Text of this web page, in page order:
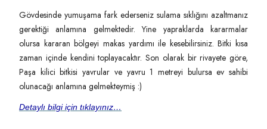
Gövdesinde yumuşama fark ederseniz sulama sıklığını azaltmanız
gerektiği anlamına gelmektedir. Yine yapraklarda kararmalar
olursa kararan bölgeyi makas yardımı ile kesebilirsiniz. Bitki kısa
zaman içinde kendini toplayacaktır. Son olarak bir rivayete göre,
Paşa kilici bitkisi yavrular ve yavru 1 metreyi bulursa ev sahibi
olunacağı anlamına gelmekteymiş :)
Detaylı bilgi için tıklayınız…